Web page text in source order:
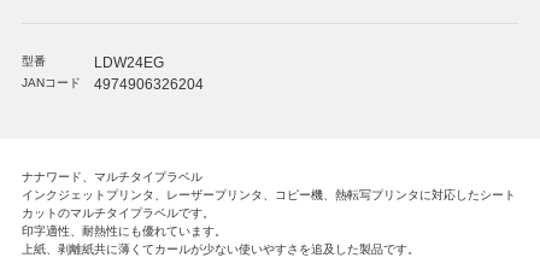
型番 LDW24EG
JANコード 4974906326204
ナナワード、マルチタイプラベル
インクジェットプリンタ、レーザープリンタ、コピー機、熱転写プリンタに対応したシート
カットのマルチタイプラベルです。
印字適性、耐熱性にも優れています。
上紙、剥離紙共に薄くてカールが少ない使いやすさを追及した製品です。